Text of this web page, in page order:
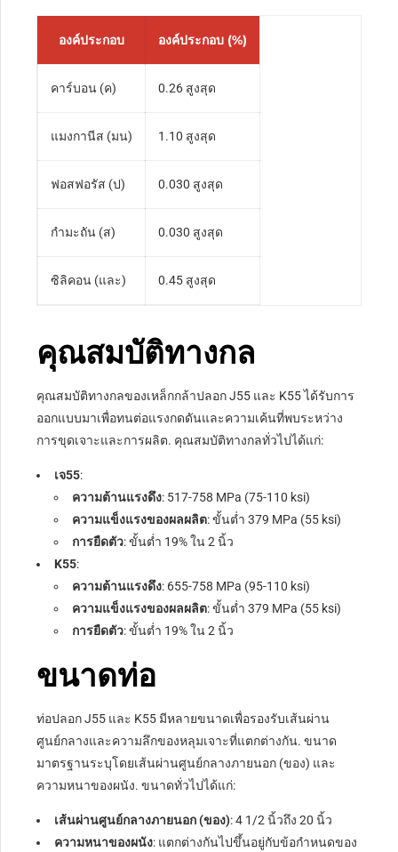
องค์ประกอบ องค์ประกอบ (%)
คาร์บอน (ค) 0.26 สูงสุด
แมงกานีส (มน) 1.10 สูงสุด
ฟอสฟอรัส (ป) 0.030 สูงสุด
กำมะถัน (ส) 0.030 สูงสุด
ซิลิคอน (และ) 0.45 สูงสุด
คุณสมบัติทางกล
คุณสมบัติทางกลของเหล็กกล้าปลอก J55 และ K55 ได้รับการ
ออกแบบมาเพื่อทนต่อแรงกดดันและความเค้นที่พบระหว่าง
การขุดเจาะและการผลิต. คุณสมบัติทางกลทั่วไปได้แก่:
เจ55:
ความต้านแรงดึง: 517-758 MPa (75-110 ksi)
ความแข็งแรงของผลผลิต: ขั้นต่ำ 379 MPa (55 ksi)
การยืดตัว: ขั้นต่ำ 19% ใน 2 นิ้ว
K55:
ความต้านแรงดึง: 655-758 MPa (95-110 ksi)
ความแข็งแรงของผลผลิต: ขั้นต่ำ 379 MPa (55 ksi)
การยืดตัว: ขั้นต่ำ 19% ใน 2 นิ้ว
ขนาดท่อ
ท่อปลอก J55 และ K55 มีหลายขนาดเพื่อรองรับเส้นผ่าน
ศูนย์กลางและความลึกของหลุมเจาะที่แตกต่างกัน. ขนาด
มาตรฐานระบุโดยเส้นผ่านศูนย์กลางภายนอก (ของ) และ
ความหนาของผนัง. ขนาดทั่วไปได้แก่:
เส้นผ่านศูนย์กลางภายนอก (ของ): 4 1/2 นิ้วถึง 20 นิ้ว
ความหนาของผนัง: แตกต่างกันไปขึ้นอยู่กับข้อกำหนดของ